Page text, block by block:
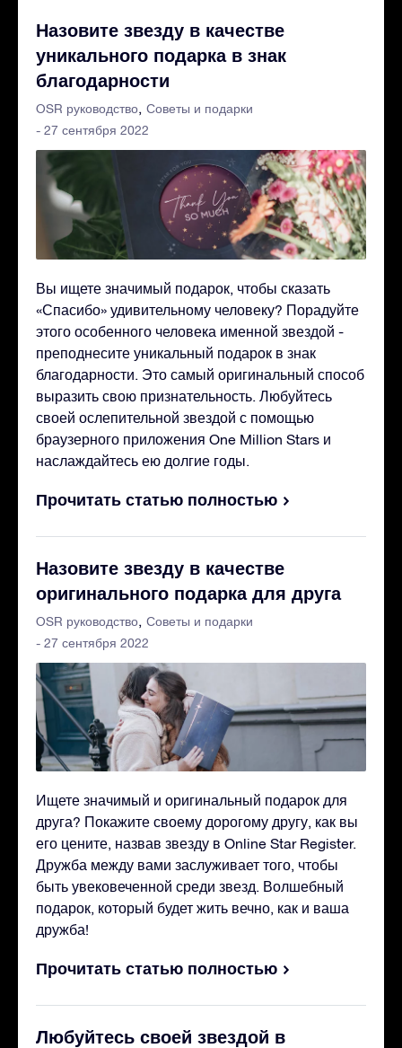
Назовите звезду в качестве
уникального подарка в знак
благодарности
OSR руководство Советы и подарки
- 27 сентября 2022
Вы ищете значимый подарок, чтобы сказать
«Спасибо» удивительному человеку? Порадуйте
этого особенного человека именной звездой -
преподнесите уникальный подарок в знак
благодарности. Это самый оригинальный способ
выразить свою признательность. Любуйтесь
своей ослепительной звездой с помощью
браузерного приложения One Million Stars и
наслаждайтесь ею долгие годы.
Прочитать статью полностью
Назовите звезду в качестве
оригинального подарка для друга
OSR руководство Советы и подарки
- 27 сентября 2022
Ищете значимый и оригинальный подарок для
друга? Покажите своему дорогому другу, как вы
его цените, назвав звезду в Online Star Register.
Дружба между вами заслуживает того, чтобы
быть увековеченной среди звезд. Волшебный
подарок, который будет жить вечно, как и ваша
дружба!
Прочитать статью полностью
Любуйтесь своей звездой в